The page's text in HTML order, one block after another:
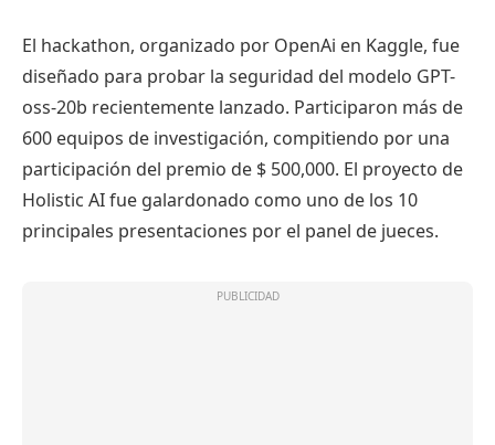
El hackathon, organizado por OpenAi en Kaggle, fue
diseñado para probar la seguridad del modelo GPT-
oss-20b recientemente lanzado. Participaron más de
600 equipos de investigación, compitiendo por una
participación del premio de $ 500,000. El proyecto de
Holistic AI fue galardonado como uno de los 10
principales presentaciones por el panel de jueces.